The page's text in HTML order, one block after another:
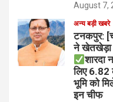
August 7,
अन्य बड़ी खबरे
टनकपुर:
ने खेतखेड़ा
शारदा
लिए 6.82
भूमि को
इन चीफ